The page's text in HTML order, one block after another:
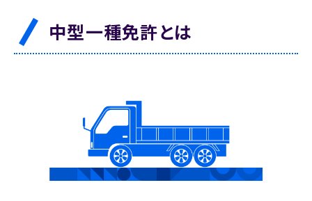
入校前Check
プライバシーポリシー
免許pay
中型一種免許とは